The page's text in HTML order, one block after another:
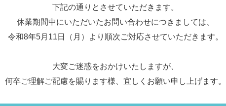
下記の通りとさせていただきます。
休業期間中にいただいたお問い合わせにつきましては、
令和8年5月11日（月）より順次ご対応させていただきます。
大変ご迷惑をおかけいたしますが、
何卒ご理解ご配慮を賜ります様、宜しくお願い申し上げます。